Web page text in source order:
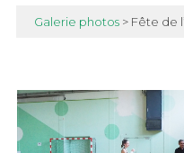
Galerie photos> Fête de